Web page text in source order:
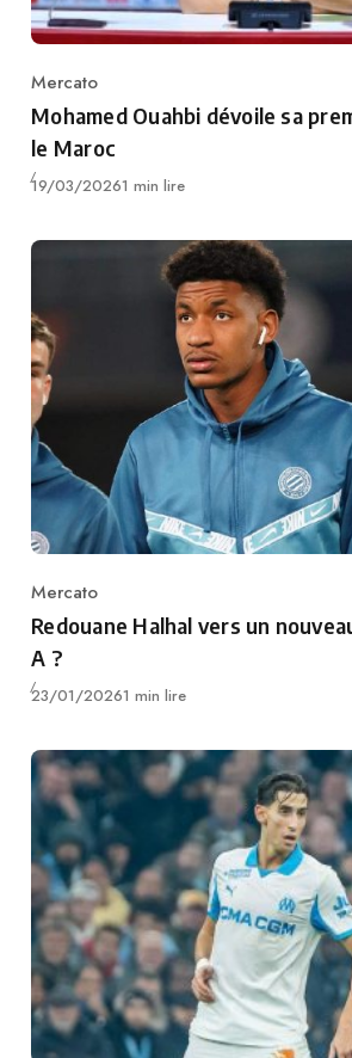
Category
Mercato
Mohamed Ouahbi dévoile sa
le Maroc
Publié
19/03/20261 min lire
Category
Mercato
Redouane Halhal vers un
A ?
Publié
23/01/20261 min lire